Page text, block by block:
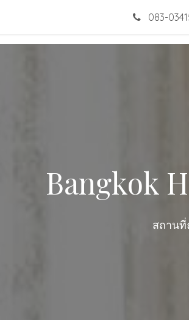
เกี่ยวกับเรา ติ
083-
Bangkok
สถานที่